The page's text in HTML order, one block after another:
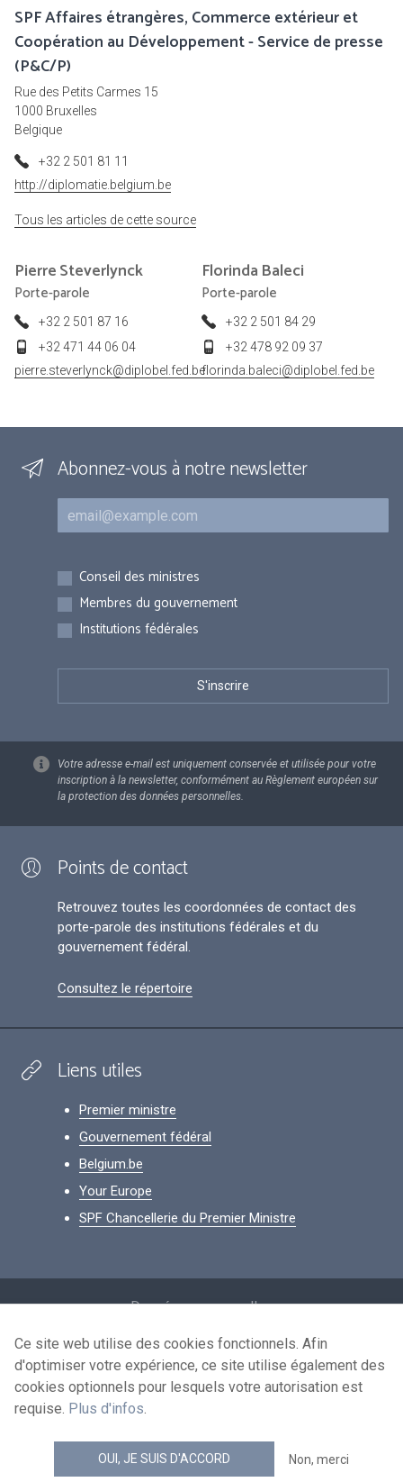
SPF Affaires étrangères, Commerce extérieur et
Coopération au Développement - Service de presse
(P&C/P)
Rue des Petits Carmes 15
1000 Bruxelles
Belgique
+32 2 501 81 11
http://diplomatie.belgium.be
Tous les articles de cette source
PierreSteverlynck
Porte-parole
+32 2 501 87 16
+32 471 44 06 04
pierre.steverlynck@diplobel.fed.be
Florinda Baleci
Porte-parole
+32 2 501 84 29
+32 478 92 09 37
florinda.baleci@diplobel.fed.be
Abonnez-vous à notre newsletter
Courriel
Inscriptions
Conseil des ministres
Membres du gouvernement
Institutions fédérales
Votre adresse e-mail est uniquement conservée et utilisée pour votre
inscription à la newsletter, conformément au Règlement européen sur
la protection des données personnelles.
Points de contact
Retrouvez toutes les coordonnées de contact des
porte-parole des institutions fédérales et du
gouvernement fédéral.
Consultez le répertoire
Liens utiles
Premier ministre
Gouvernement fédéral
Belgium.be
Your Europe
SPF Chancellerie du Premier Ministre
Données personnelles
Conditions de réutilisation
Contactez-nous
news.belgium flux RSS
Ce site web utilise des cookies fonctionnels. Afin
d'optimiser votre expérience, ce site utilise également des
cookies optionnels pour lesquels votre autorisation est
requise. Plus d'infos.
OUI, JE SUIS D'ACCORD Non, merci